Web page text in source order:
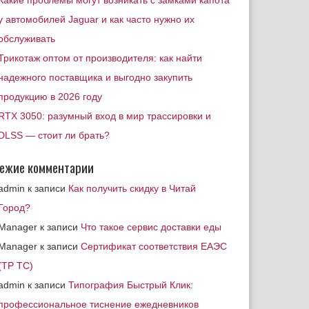
автомобилей Jaguar и как часто нужно их
оптом от производителя: как найти
поставщика и выгодно закупить
в 2026 году
3050: разумный вход в мир трассировки и
— стоит ли брать?
комментарии
к записи Как получить скидку в Читай
к записи Что такое сервис доставки еды
к записи Сертификат соответствия ЕАЭС
ТС)
к записи Типография Быстрый Клик:
тиснение ежедневников